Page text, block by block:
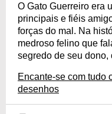
O Gato Guerreiro era
principais e fiéis
forças do mal. Na
medroso felino que
segredo de seu dono,
Encante-se com tudo
desenhos